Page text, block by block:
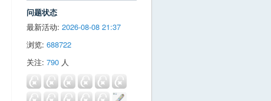
问题状态
最新活动: 2026-08-08 21:37
浏览: 688722
关注: 790 人